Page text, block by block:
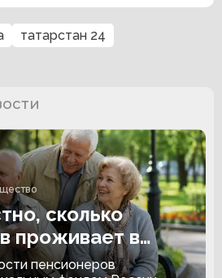
татарстан 24
сколько
проживает в
пенсионеров